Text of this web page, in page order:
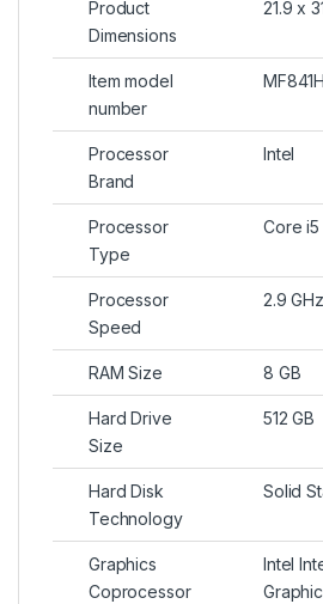
Product
Dimensions
21.9 x
Item model
number
Processor
Brand
Intel
Processor
Type
Core i5
Processor
Speed
2.9 GHz
RAM Size 8 GB
Hard Drive
Size
512 GB
Hard Disk
Technology
Solid
Graphics
Coprocessor
Intel